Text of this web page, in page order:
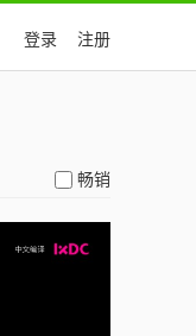
登录 注册
畅销